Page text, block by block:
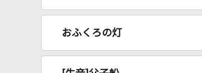
おふくろの灯